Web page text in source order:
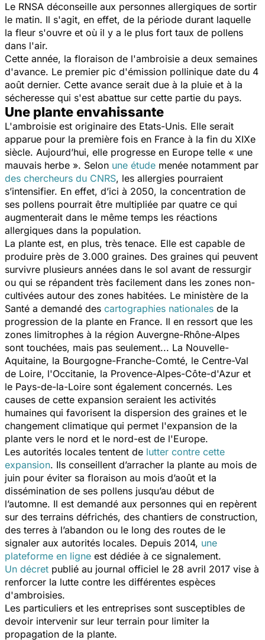
Le RNSA déconseille aux personnes allergiques de sortir
le matin. Il s'agit, en effet, de la période durant laquelle
la fleur s'ouvre et où il y a le plus fort taux de pollens
dans l'air.
Cette année, la floraison de l'ambroisie a deux semaines
d'avance. Le premier pic d'émission pollinique date du 4
août dernier. Cette avance serait due à la pluie et à la
sécheresse qui s'est abattue sur cette partie du pays.
Une plante envahissante
L'ambroisie est originaire des Etats-Unis. Elle serait
apparue pour la première fois en France à la fin du XIXe
siècle. Aujourd’hui, elle progresse en Europe telle « une
mauvais herbe ». Selon une étude menée notamment par
des chercheurs du CNRS, les allergies pourraient
s’intensifier. En effet, d’ici à 2050, la concentration de
ses pollens pourrait être multipliée par quatre ce qui
augmenterait dans le même temps les réactions
allergiques dans la population.
La plante est, en plus, très tenace. Elle est capable de
produire près de 3.000 graines. Des graines qui peuvent
survivre plusieurs années dans le sol avant de ressurgir
ou qui se répandent très facilement dans les zones non-
cultivées autour des zones habitées. Le ministère de la
Santé a demandé des cartographies nationales de la
progression de la plante en France. Il en ressort que les
zones limitrophes à la région Auvergne-Rhône-Alpes
sont touchées, mais pas seulement... La Nouvelle-
Aquitaine, la Bourgogne-Franche-Comté, le Centre-Val
de Loire, l'Occitanie, la Provence-Alpes-Côte-d'Azur et
le Pays-de-la-Loire sont également concernés. Les
causes de cette expansion seraient les activités
humaines qui favorisent la dispersion des graines et le
changement climatique qui permet l'expansion de la
plante vers le nord et le nord-est de l'Europe.
Les autorités locales tentent de lutter contre cette
expansion. Ils conseillent d’arracher la plante au mois de
juin pour éviter sa floraison au mois d’août et la
dissémination de ses pollens jusqu’au début de
l’automne. Il est demandé aux personnes qui en repèrent
sur des terrains défrichés, des chantiers de construction,
des terres à l’abandon ou le long des routes de le
signaler aux autorités locales. Depuis 2014, une
plateforme en ligne est dédiée à ce signalement.
Un décret publié au journal officiel le 28 avril 2017 vise à
renforcer la lutte contre les différentes espèces
d'ambroisies.
Les particuliers et les entreprises sont susceptibles de
devoir intervenir sur leur terrain pour limiter la
propagation de la plante.